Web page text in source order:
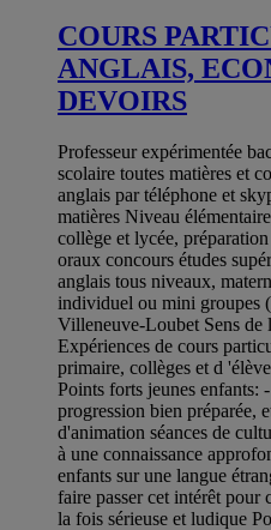
COURS
ANGLAIS,
DEVOIRS
Professeur expérimentée
scolaire toutes matières et
anglais par téléphone et
matières Niveau
collège et lycée,
oraux concours études
anglais tous niveaux,
individuel ou mini groupes
Villeneuve-Loubet Sens de
Expériences de cours
primaire, collèges et d
Points forts jeunes enfants:
progression bien préparée,
d'animation séances de
à une connaissance
enfants sur une langue
faire passer cet intérêt pour
la fois sérieuse et ludique